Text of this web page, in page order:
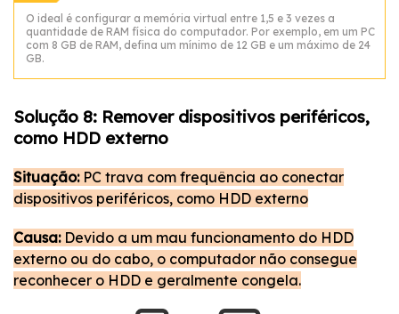
O ideal é configurar a memória virtual entre 1,5 e 3 vezes a
quantidade de RAM física do computador. Por exemplo, em um PC
com 8 GB de RAM, defina um mínimo de 12 GB e um máximo de 24
GB.
Solução 8: Remover dispositivos periféricos,
como HDD externo
Situação: PC trava com frequência ao conectar
dispositivos periféricos, como HDD externo
Causa: Devido a um mau funcionamento do HDD
externo ou do cabo, o computador não consegue
reconhecer o HDD e geralmente congela.